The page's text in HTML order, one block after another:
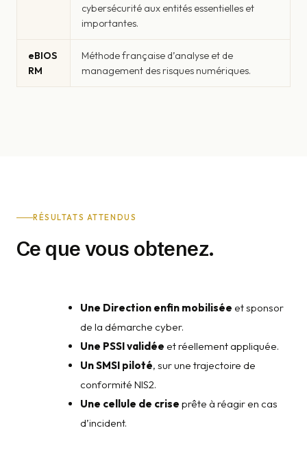
cybersécurité aux entités essentielles et
importantes.
eBIOS
RM
Méthode française d’analyse et de
management des risques numériques.
RÉSULTATS ATTENDUS
Ce que vous obtenez.
Une Direction enfin mobilisée et sponsor
de la démarche cyber.
Une PSSI validée et réellement appliquée.
Un SMSI piloté, sur une trajectoire de
conformité NIS2.
Une cellule de crise prête à réagir en cas
d’incident.